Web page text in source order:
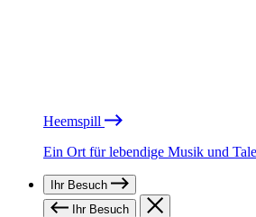
Heemspill
Ein Ort für lebendige Musik und
Ihr Besuch
Ihr Besuch